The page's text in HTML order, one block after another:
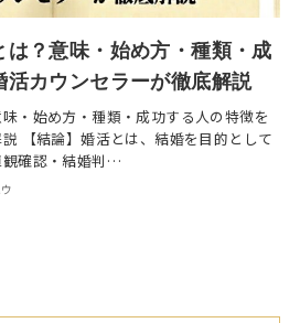
は？意味・始め方・種類・成
活カウンセラーが徹底解説
味・始め方・種類・成功する人の特徴を
【結論】婚活とは、結婚を目的として
観確認・結婚判…